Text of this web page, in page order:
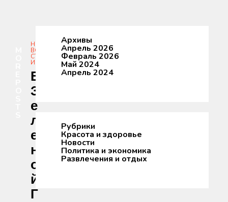
НО
ВО
СТ
И
В
З
Е
Л
Е
Н
О
Й
Г
Архивы
Апрель 2026
Февраль 2026
Май 2024
Апрель 2024
Рубрики
Красота и здоровье
Новости
Политика и экономика
Развлечения и отдых